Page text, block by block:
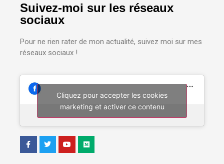
Suivez-moi sur les réseaux
sociaux
Pour ne rien rater de mon actualité, suivez moi sur mes
réseaux sociaux !
Cliquez pour accepter les cookies
marketing et activer ce contenu